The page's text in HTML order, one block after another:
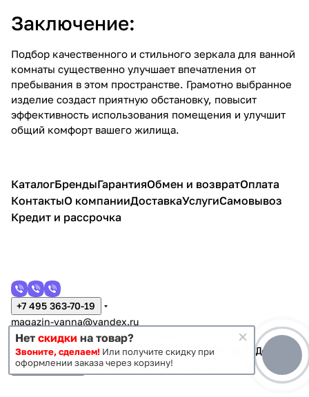
Заключение:
Подбор качественного и стильного зеркала для ванной
комнаты существенно улучшает впечатления от
пребывания в этом пространстве. Грамотно выбранное
изделие создаст приятную обстановку, повысит
эффективность использования помещения и улучшит
общий комфорт вашего жилища.
КаталогБрендыГарантияОбмен и возвратОплата
КонтактыО компанииДоставкаУслугиСамовывоз
Кредит и рассрочка
+7 495 363-70-19
magazin-vanna@yandex.ru
г. Москва, Митино, улица Пятницкое шоссе 47
Темная тема Конфиденциальность
Нет скидки на товар?
Звоните, сделаем! Или получите скидку при
оформлении заказа через корзину!